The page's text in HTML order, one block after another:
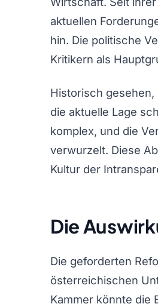
aktuellen
hin. Die politische
Kritikern als
Historisch
die aktuelle Lage
komplex, und die
verwurzelt. Diese
Kultur der
Die
Die geforderten
österreichischen
Kammer könnte die